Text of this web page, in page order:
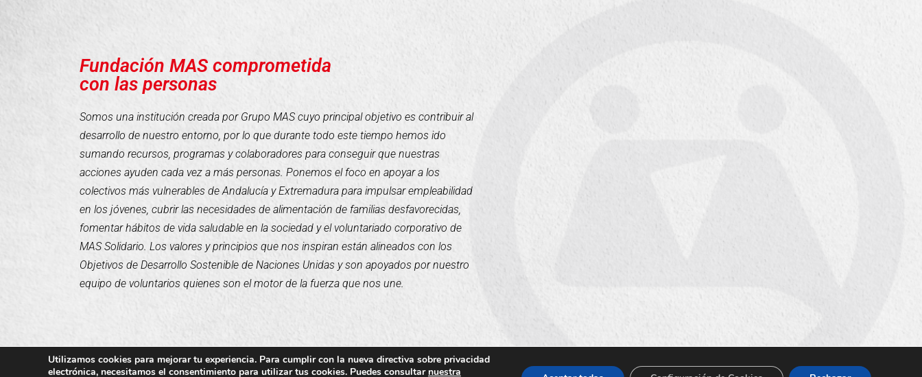
Fundación MAS comprometida
con las personas
Somos una institución creada por Grupo MAS cuyo principal objetivo es contribuir al
desarrollo de nuestro entorno, por lo que durante todo este tiempo hemos ido
sumando recursos, programas y colaboradores para conseguir que nuestras
acciones ayuden cada vez a más personas. Ponemos el foco en apoyar a los
colectivos más vulnerables de Andalucía y Extremadura para impulsar empleabilidad
en los jóvenes, cubrir las necesidades de alimentación de familias desfavorecidas,
fomentar hábitos de vida saludable en la sociedad y el voluntariado corporativo de
MAS Solidario. Los valores y principios que nos inspiran están alineados con los
Objetivos de Desarrollo Sostenible de Naciones Unidas y son apoyados por nuestro
equipo de voluntarios quienes son el motor de la fuerza que nos une.
Utilizamos cookies para mejorar tu experiencia. Para cumplir con la nueva directiva sobre privacidad
electrónica, necesitamos el consentimiento para utilizar tus cookies. Puedes consultar nuestra